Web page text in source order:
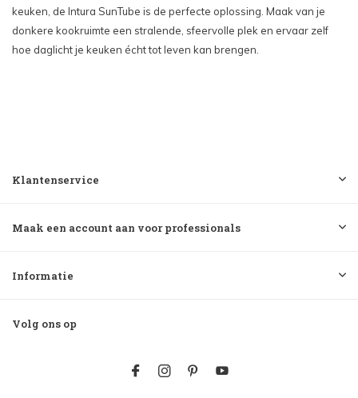
keuken, de Intura SunTube is de perfecte oplossing. Maak van je
donkere kookruimte een stralende, sfeervolle plek en ervaar zelf
hoe daglicht je keuken écht tot leven kan brengen.
Klantenservice
Maak een account aan voor professionals
Informatie
Volg ons op